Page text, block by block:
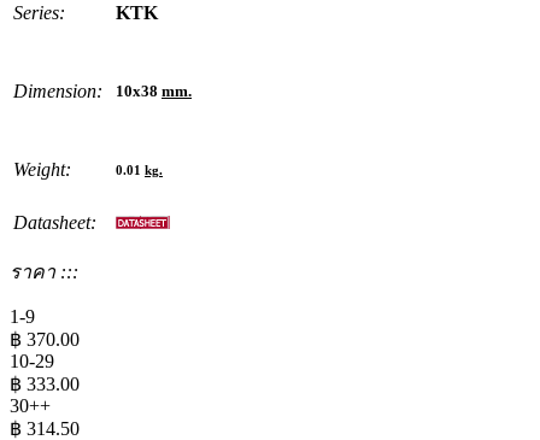
Series: KTK
Dimension: 10x38 mm.
Weight: 0.01 kg.
Datasheet:
ราคา :::
1-9
฿ 370.00
10-29
฿ 333.00
30++
฿ 314.50